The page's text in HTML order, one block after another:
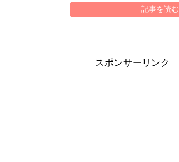
記事を読む
スポンサーリンク